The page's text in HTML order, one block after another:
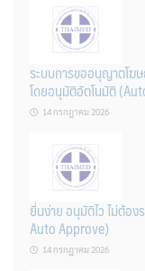
ระบบการขออนุญาตโ
โดยอนุมัติอัตโนมัติ
14 กรกฎาคม 2026
ยื่นง่าย อนุมัติไว ไม่ต้อ
Auto Approve)
14 กรกฎาคม 2026